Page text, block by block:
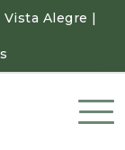
Alegre |